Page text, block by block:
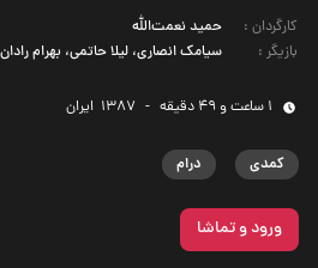
کارگردان :
حمید نعمت‌الله
بازیگر : سیامک انصاری، لیلا حاتمی، بهرام رادان
1 ساعت و 49 دقیقه -
1387 ‌ ایران
کمدی درام
ورود و تماشا